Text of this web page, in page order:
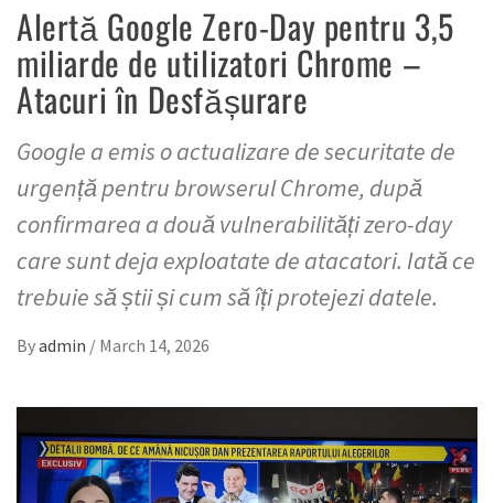
Alertă Google Zero-Day pentru 3,5
miliarde de utilizatori Chrome –
Atacuri în Desfășurare
Google a emis o actualizare de securitate de
urgență pentru browserul Chrome, după
confirmarea a două vulnerabilități zero-day
care sunt deja exploatate de atacatori. Iată ce
trebuie să știi și cum să îți protejezi datele.
Byadmin / March 14, 2026